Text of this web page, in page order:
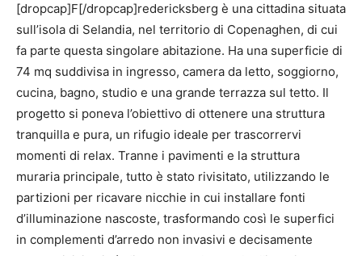
[dropcap]F[/dropcap]redericksberg è una cittadina situata
sull’isola di Selandia, nel territorio di Copenaghen, di cui
fa parte questa singolare abitazione. Ha una superficie di
74 mq suddivisa in ingresso, camera da letto, soggiorno,
cucina, bagno, studio e una grande terrazza sul tetto. Il
progetto si poneva l’obiettivo di ottenere una struttura
tranquilla e pura, un rifugio ideale per trascorrervi
momenti di relax. Tranne i pavimenti e la struttura
muraria principale, tutto è stato rivisitato, utilizzando le
partizioni per ricavare nicchie in cui installare fonti
d’illuminazione nascoste, trasformando così le superfici
in complementi d’arredo non invasivi e decisamente